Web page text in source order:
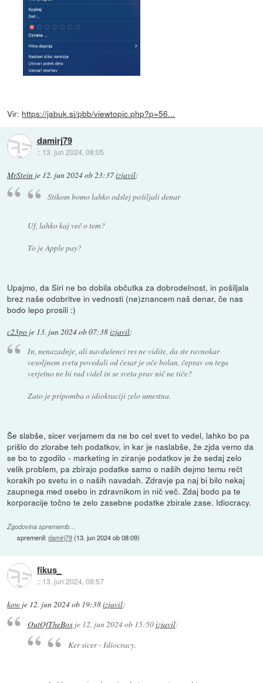
Vir: https://jabuk.si/pbb/viewtopic.php?p=56...
damirj79
:: 13. jun 2024, 08:05
MrStein je 12. jun 2024 ob 23:37izjavil:
Stikom bomo lahko odslej pošiljali denar
Uf, lahko kaj več o tem?
To je Apple pay?
Upajmo, da Siri ne bo dobila občutka za dobrodelnost, in pošiljala
brez naše odobritve in vednosti (ne)znancem naš denar, če nas
bodo lepo prosili :)
c23po je 13. jun 2024 ob 07:38izjavil:
In, nenazadnje, ali navdušenci res ne vidite, da ste ravnokar
vesoljnem svetu povedali od česar je oče bolan, čeprav on tega
verjetno ne bi rad videl in se sveta prav nič ne tiče?
Zato je pripomba o idiokraciji zelo umestna.
Še slabše, sicer verjamem da ne bo cel svet to vedel, lahko bo pa
prišlo do zlorabe teh podatkov, in kar je naslabše, že zjda vemo da
se bo to zgodilo - marketing in ziranje podatkov je že sedaj zelo
velik problem, pa zbirajo podatke samo o naših dejmo temu rečt
korakih po svetu in o naših navadah. Zdravje pa naj bi bilo nekaj
zaupnega med osebo in zdravnikom in nič več. Zdaj bodo pa te
korporacije točno te zelo zasebne podatke zbirale zase. Idiocracy.
Zgodovina sprememb…
spremenil:damirj79(13. jun 2024 ob 08:09)
fikus_
:: 13. jun 2024, 08:57
kow je 12. jun 2024 ob 19:38izjavil:
OutOfTheBoxje 12. jun 2024 ob 15:50izjavil:
Ker sicer - Idiocracy.